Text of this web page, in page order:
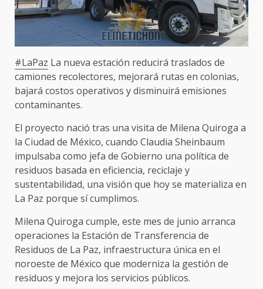
#LaPaz La nueva estación reducirá traslados de
camiones recolectores, mejorará rutas en colonias,
bajará costos operativos y disminuirá emisiones
contaminantes.
El proyecto nació tras una visita de Milena Quiroga a
la Ciudad de México, cuando Claudia Sheinbaum
impulsaba como jefa de Gobierno una política de
residuos basada en eficiencia, reciclaje y
sustentabilidad, una visión que hoy se materializa en
La Paz porque sí cumplimos.
Milena Quiroga cumple, este mes de junio arranca
operaciones la Estación de Transferencia de
Residuos de La Paz, infraestructura única en el
noroeste de México que moderniza la gestión de
residuos y mejora los servicios públicos.